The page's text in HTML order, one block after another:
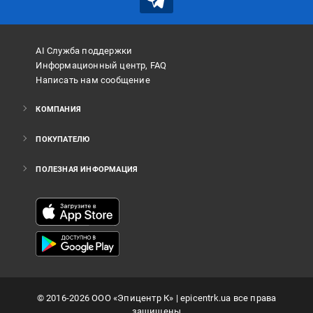
AI Служба поддержки
Информационный центр, FAQ
Написать нам сообщение
КОМПАНИЯ
ПОКУПАТЕЛЮ
ПОЛЕЗНАЯ ИНФОРМАЦИЯ
©2016-2026ООО «Эпицентр К» | epicentrk.ua все права